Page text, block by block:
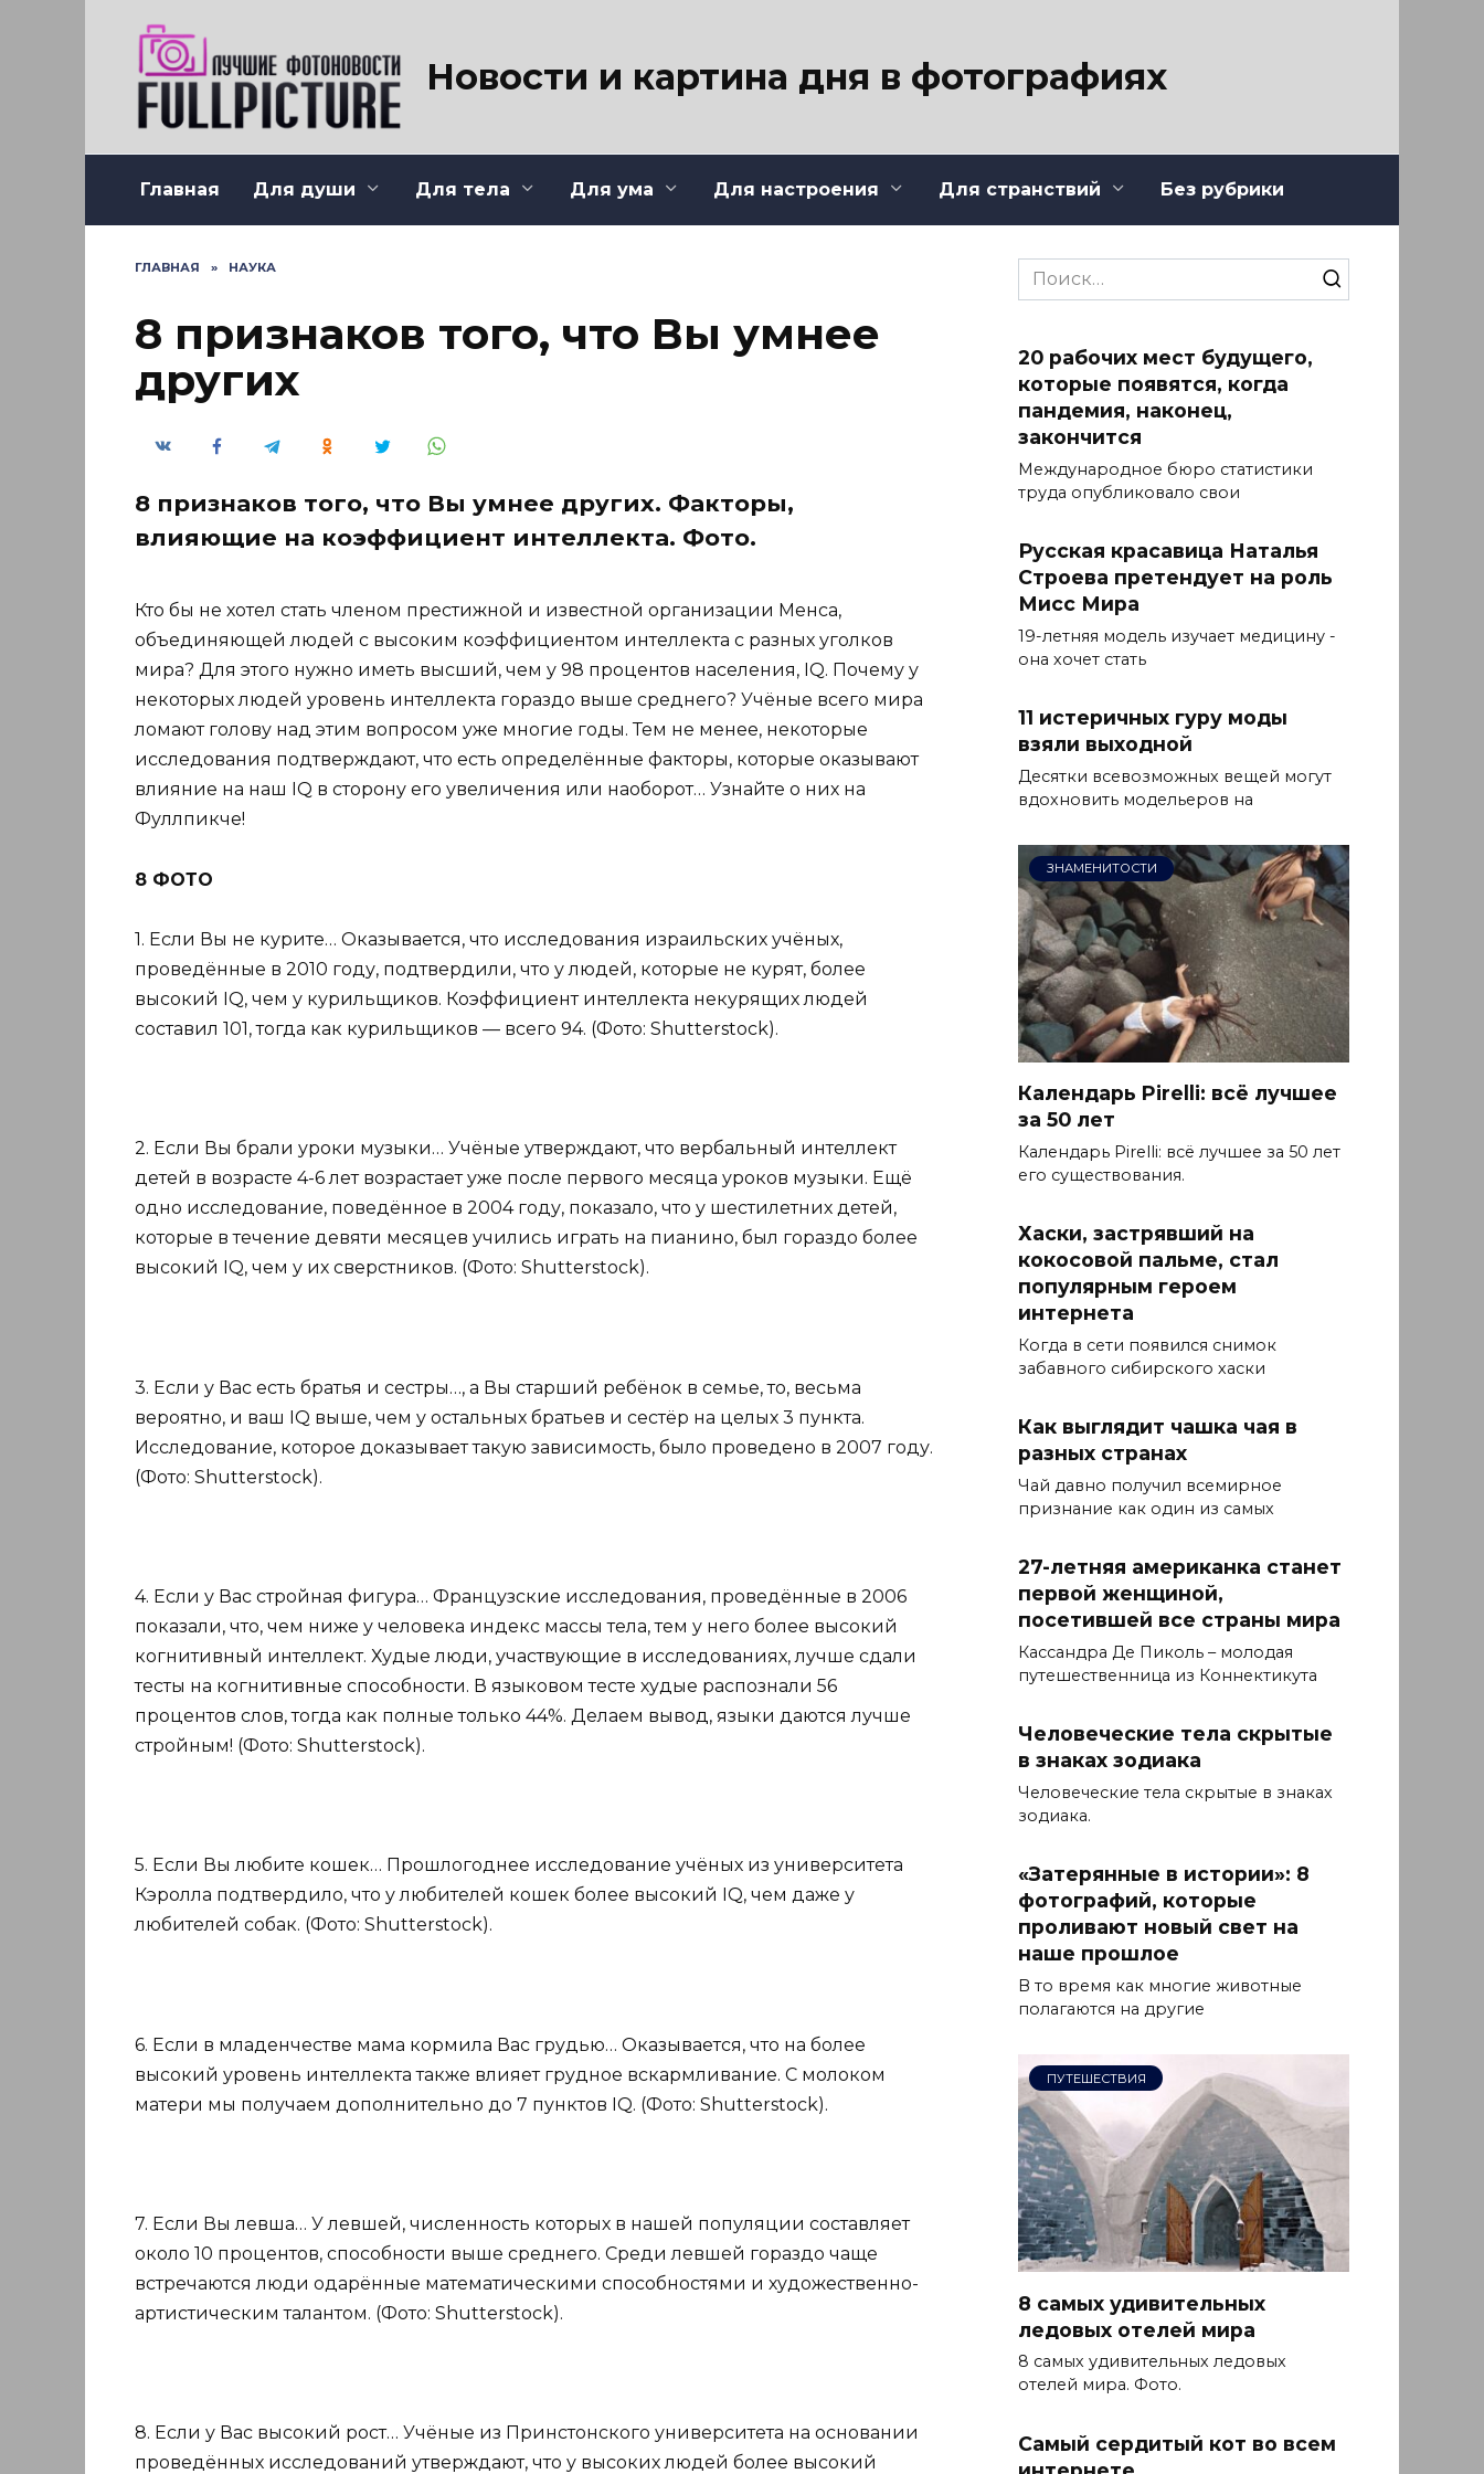
Новости и картина дня в фотографиях
Главная Для души Для тела Для ума Для настроения Для странствий Без рубрики
ГЛАВНАЯ » НАУКА
8 признаков того, что Вы умнее
других
8 признаков того, что Вы умнее других. Факторы,
влияющие на коэффициент интеллекта. Фото.
Кто бы не хотел стать членом престижной и известной организации Менса,
объединяющей людей с высоким коэффициентом интеллекта с разных уголков
мира? Для этого нужно иметь высший, чем у 98 процентов населения, IQ. Почему у
некоторых людей уровень интеллекта гораздо выше среднего? Учёные всего мира
ломают голову над этим вопросом уже многие годы. Тем не менее, некоторые
исследования подтверждают, что есть определённые факторы, которые оказывают
влияние на наш IQ в сторону его увеличения или наоборот… Узнайте о них на
Фуллпикче!
8 ФОТО
1. Если Вы не курите… Оказывается, что исследования израильских учёных,
проведённые в 2010 году, подтвердили, что у людей, которые не курят, более
высокий IQ, чем у курильщиков. Коэффициент интеллекта некурящих людей
составил 101, тогда как курильщиков — всего 94. (Фото: Shutterstock).
2. Если Вы брали уроки музыки… Учёные утверждают, что вербальный интеллект
детей в возрасте 4-6 лет возрастает уже после первого месяца уроков музыки. Ещё
одно исследование, поведённое в 2004 году, показало, что у шестилетних детей,
которые в течение девяти месяцев учились играть на пианино, был гораздо более
высокий IQ, чем у их сверстников. (Фото: Shutterstock).
3. Если у Вас есть братья и сестры…, а Вы старший ребёнок в семье, то, весьма
вероятно, и ваш IQ выше, чем у остальных братьев и сестёр на целых 3 пункта.
Исследование, которое доказывает такую зависимость, было проведено в 2007 году.
(Фото: Shutterstock).
4. Если у Вас стройная фигура… Французские исследования, проведённые в 2006
показали, что, чем ниже у человека индекс массы тела, тем у него более высокий
когнитивный интеллект. Худые люди, участвующие в исследованиях, лучше сдали
тесты на когнитивные способности. В языковом тесте худые распознали 56
процентов слов, тогда как полные только 44%. Делаем вывод, языки даются лучше
стройным! (Фото: Shutterstock).
5. Если Вы любите кошек… Прошлогоднее исследование учёных из университета
Кэролла подтвердило, что у любителей кошек более высокий IQ, чем даже у
любителей собак. (Фото: Shutterstock).
6. Если в младенчестве мама кормила Вас грудью… Оказывается, что на более
высокий уровень интеллекта также влияет грудное вскармливание. С молоком
матери мы получаем дополнительно до 7 пунктов IQ. (Фото: Shutterstock).
7. Если Вы левша… У левшей, численность которых в нашей популяции составляет
около 10 процентов, способности выше среднего. Среди левшей гораздо чаще
встречаются люди одарённые математическими способностями и художественно-
артистическим талантом. (Фото: Shutterstock).
8. Если у Вас высокий рост… Учёные из Принстонского университета на основании
проведённых исследований утверждают, что у высоких людей более высокий
Search
for:
20 рабочих мест будущего,
которые появятся, когда
пандемия, наконец,
закончится
Международное бюро статистики
труда опубликовало свои
Русская красавица Наталья
Строева претендует на роль
Мисс Мира
19-летняя модель изучает медицину -
она ​​хочет стать
11 истеричных гуру моды
взяли выходной
Десятки всевозможных вещей могут
вдохновить модельеров на
ЗНАМЕНИТОСТИ
Календарь Pirelli: всё лучшее
за 50 лет
Календарь Pirelli: всё лучшее за 50 лет
его существования.
Хаски, застрявший на
кокосовой пальме, стал
популярным героем
интернета
Когда в сети появился снимок
забавного сибирского хаски
Как выглядит чашка чая в
разных странах
Чай давно получил всемирное
признание как один из самых
27-летняя американка станет
первой женщиной,
посетившей все страны мира
Кассандра Де Пиколь – молодая
путешественница из Коннектикута
Человеческие тела скрытые
в знаках зодиака
Человеческие тела скрытые в знаках
зодиака.
«Затерянные в истории»: 8
фотографий, которые
проливают новый свет на
наше прошлое
В то время как многие животные
полагаются на другие
ПУТЕШЕСТВИЯ
8 самых удивительных
ледовых отелей мира
8 самых удивительных ледовых
отелей мира. Фото.
Самый сердитый кот во всем
интернете